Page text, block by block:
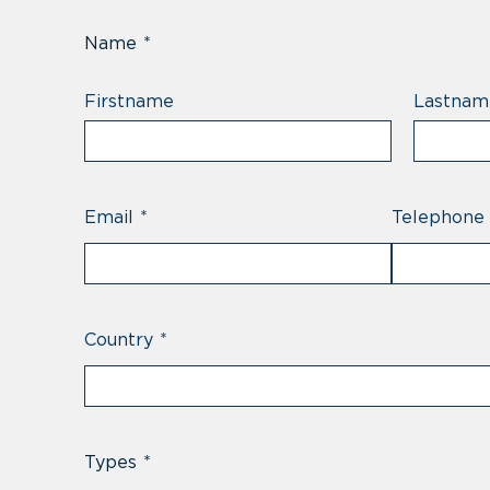
Name *
Firstname
Email * Telephone
Country *
Types *